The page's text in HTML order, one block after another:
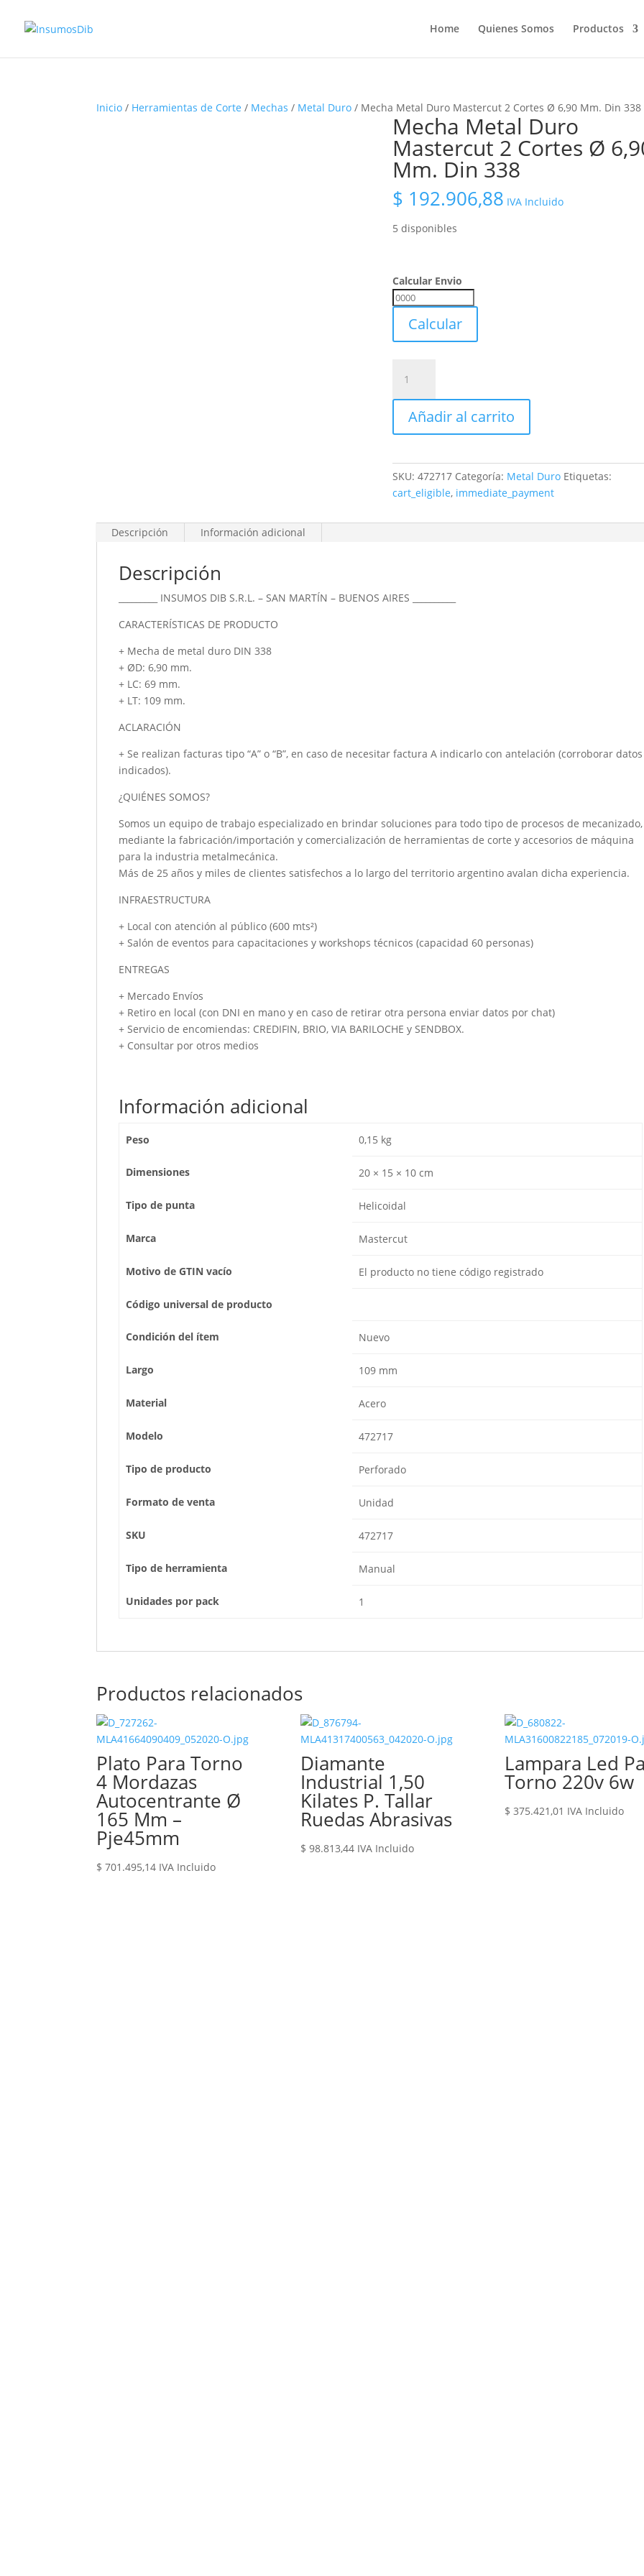
Home Quienes Somos Productos
Inicio / Herramientas de Corte / Mechas / Metal Duro / Mecha Metal Duro Mastercut 2 Cortes Ø 6,90 Mm. Din 338
Mecha Metal Duro
Mastercut 2 Cortes Ø
Mm. Din 338
$ 192.906,88 IVA Incluido
5 disponibles
Calcular Envio
Calcular
Envio
Calcular
Metal
Duro
Mastercut
2
Ø
6,90
Mm.
Añadir al carrito
SKU:472717 Categoría: Metal Duro Etiquetas:
cart_eligible, immediate_payment
Descripción Información adicional
Descripción
_________ INSUMOS DIB S.R.L. – SAN MARTÍN – BUENOS AIRES __________
CARACTERÍSTICAS DE PRODUCTO
+ Mecha de metal duro DIN 338
+ ØD: 6,90 mm.
+ LC: 69 mm.
+ LT: 109 mm.
ACLARACIÓN
+ Se realizan facturas tipo “A” o “B”, en caso de necesitar factura A indicarlo con antelación (corroborar datos
indicados).
¿QUIÉNES SOMOS?
Somos un equipo de trabajo especializado en brindar soluciones para todo tipo de procesos de mecanizado,
mediante la fabricación/importación y comercialización de herramientas de corte y accesorios de máquina
para la industria metalmecánica.
Más de 25 años y miles de clientes satisfechos a lo largo del territorio argentino avalan dicha experiencia.
INFRAESTRUCTURA
+ Local con atención al público (600 mts²)
+ Salón de eventos para capacitaciones y workshops técnicos (capacidad 60 personas)
ENTREGAS
+ Mercado Envíos
+ Retiro en local (con DNI en mano y en caso de retirar otra persona enviar datos por chat)
+ Servicio de encomiendas: CREDIFIN, BRIO, VIA BARILOCHE y SENDBOX.
+ Consultar por otros medios
Información adicional
Peso 0,15 kg
Dimensiones 20 × 15 × 10 cm
Tipo de punta Helicoidal
Marca Mastercut
Motivo de GTIN vacío El producto no tiene código registrado
Código universal de producto
Condición del ítem Nuevo
Largo 109 mm
Material Acero
Modelo 472717
Tipo de producto Perforado
Formato de venta Unidad
SKU 472717
Tipo de herramienta Manual
Unidades por pack 1
Productos relacionados
Plato Para Torno
4 Mordazas
Autocentrante Ø
165 Mm –
Pje45mm
$ 701.495,14 IVA Incluido
Diamante
Industrial 1,50
Kilates P. Tallar
Ruedas Abrasivas
$ 98.813,44 IVA Incluido
Lampara Led
Torno 220v 6w
$ 375.421,01 IVA Incluido